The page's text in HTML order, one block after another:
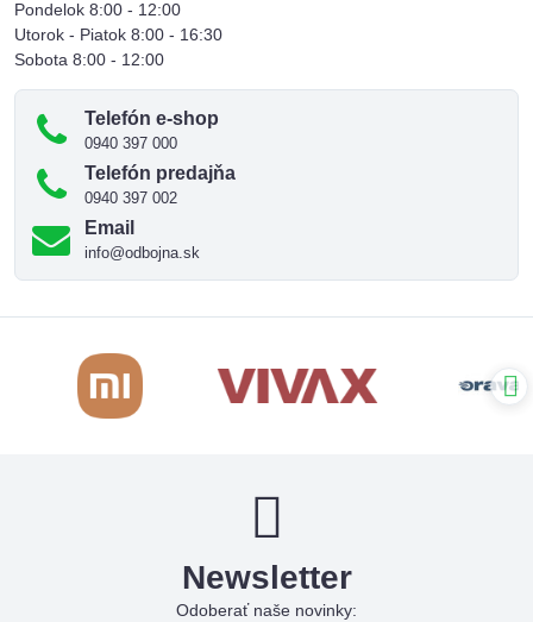
Pondelok 8:00 - 12:00
Utorok - Piatok 8:00 - 16:30
Sobota 8:00 - 12:00
Telefón e-shop
0940 397 000
Telefón predajňa
0940 397 002
Email
info@odbojna.sk
Newsletter
Odoberať naše novinky: